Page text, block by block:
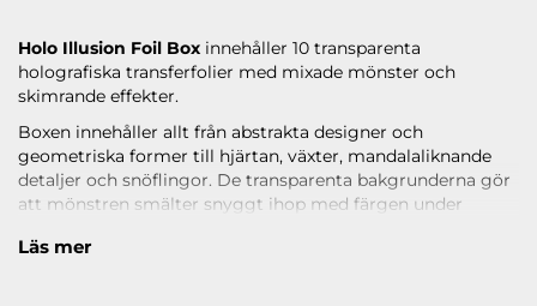
Holo Illusion Foil Box innehåller 10 transparenta
holografiska transferfolier med mixade mönster och
skimrande effekter.
Boxen innehåller allt från abstrakta designer och
geometriska former till hjärtan, växter, mandalaliknande
detaljer och snöflingor. De transparenta bakgrunderna gör
att mönstren smälter snyggt ihop med färgen under
från olika vinklar.
Läs mer